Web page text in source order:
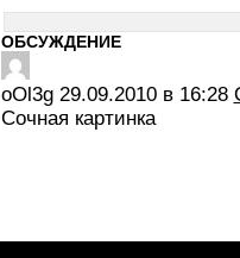
ОБСУЖДЕНИЕ
oOl3g 29.09.2010 в 16:28
Сочная картинка